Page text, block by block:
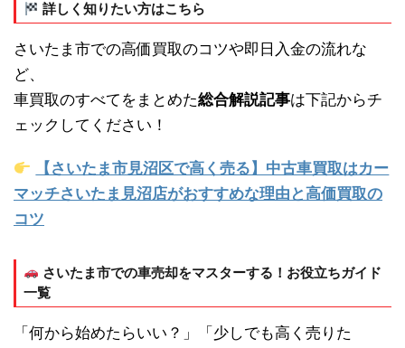
詳しく知りたい方はこちら
さいたま市での高価買取のコツや即日入金の流れな
ど、
車買取のすべてをまとめた総合解説記事は下記からチ
ェックしてください！
【さいたま市見沼区で高く売る】中古車買取はカー
マッチさいたま見沼店がおすすめな理由と高価買取の
コツ
さいたま市での車売却をマスターする！お役立ちガイド
一覧
「何から始めたらいい？」「少しでも高く売りた